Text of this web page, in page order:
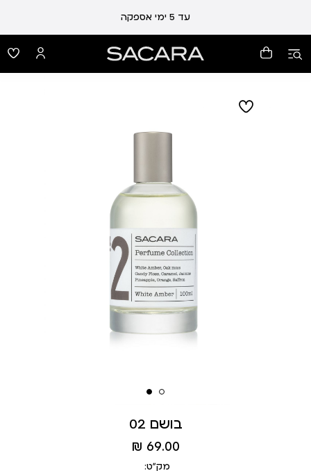
עד 5 ימי אספקה
בושם 02
מחיר
מוצר
69.00 ₪
מק״ט: